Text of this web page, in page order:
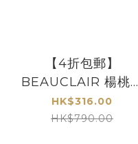
【4折包郵】
BEAUCLAIR 楊桃毛
穴管理水 【5支超抵
裝】
HK$316.00
HK$790.00